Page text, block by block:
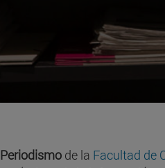
de la Facultad de